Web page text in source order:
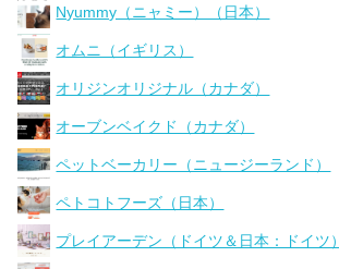
Nyummy（ニャミー）（日本）
オムニ（イギリス）
オリジンオリジナル（カナダ）
オーブンベイクド（カナダ）
ペットベーカリー（ニュージーランド）
ペトコトフーズ（日本）
プレイアーデン（ドイツ＆日本：ドイツ）